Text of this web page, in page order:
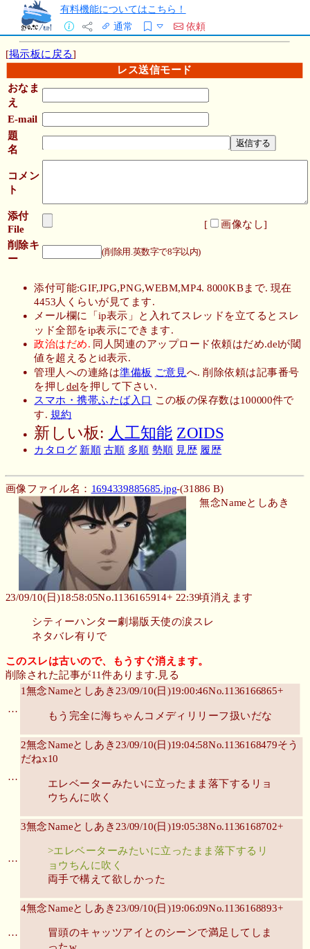
有料機能についてはこちら！
通常
依頼